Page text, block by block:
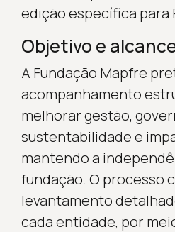
edição específica para
Objetivo e
A Fundação Mapfre
acompanhamento
melhorar gestão,
sustentabilidade e
mantendo a
fundação. O processo
levantamento
cada entidade, por